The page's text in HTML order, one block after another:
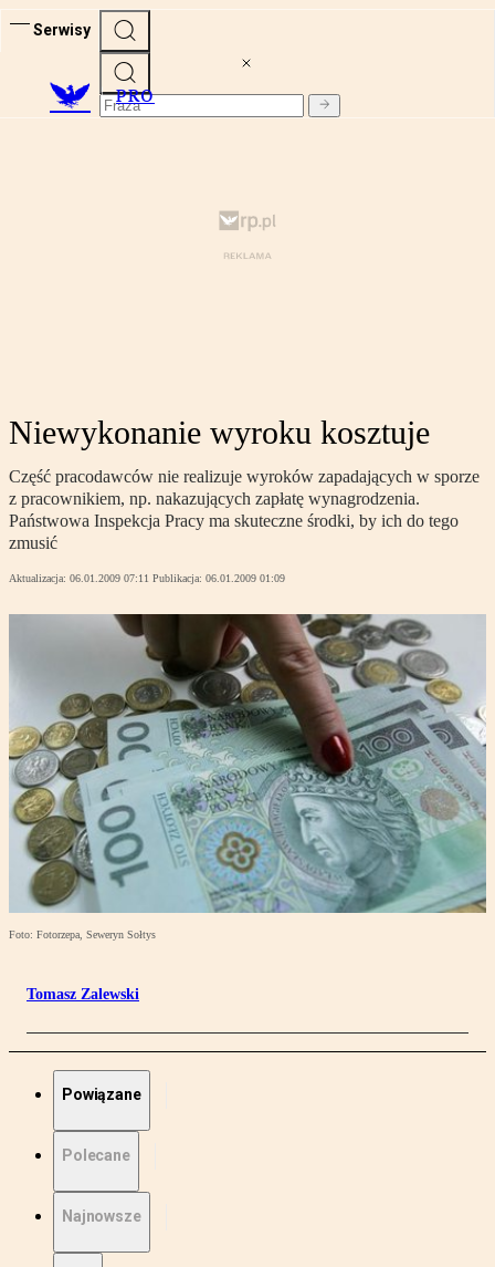
Serwisy
PRO
Niewykonanie wyroku kosztuje
Część pracodawców nie realizuje wyroków zapadających w sporze
z pracownikiem, np. nakazujących zapłatę wynagrodzenia.
Państwowa Inspekcja Pracy ma skuteczne środki, by ich do tego
zmusić
Aktualizacja: 06.01.2009 07:11 Publikacja: 06.01.2009 01:09
Foto: Fotorzepa, Seweryn Sołtys
Tomasz Zalewski
Powiązane
Polecane
Najnowsze